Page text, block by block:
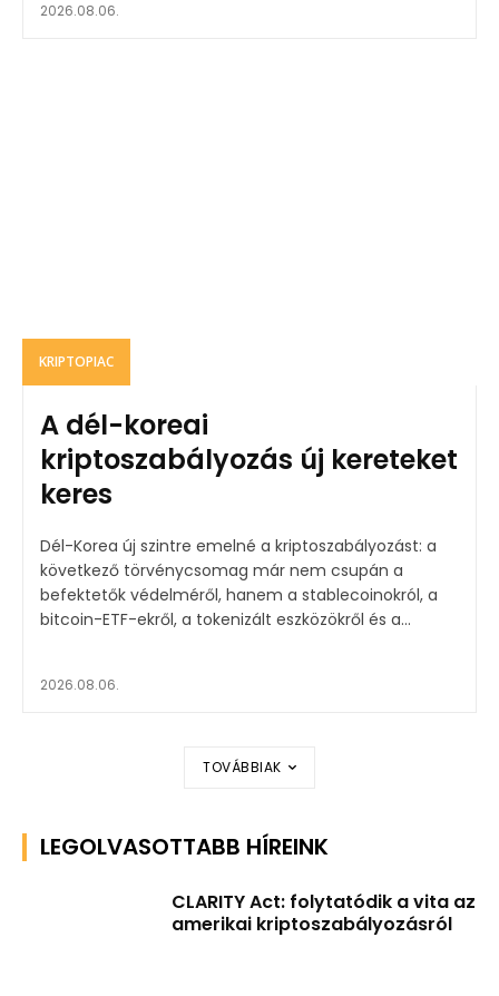
2026.08.06.
KRIPTOPIAC
A dél-koreai
kriptoszabályozás új kereteket
keres
Dél-Korea új szintre emelné a kriptoszabályozást: a
következő törvénycsomag már nem csupán a
befektetők védelméről, hanem a stablecoinokról, a
bitcoin-ETF-ekről, a tokenizált eszközökről és a...
2026.08.06.
TOVÁBBIAK
LEGOLVASOTTABB HÍREINK
CLARITY Act: folytatódik a vita az
amerikai kriptoszabályozásról